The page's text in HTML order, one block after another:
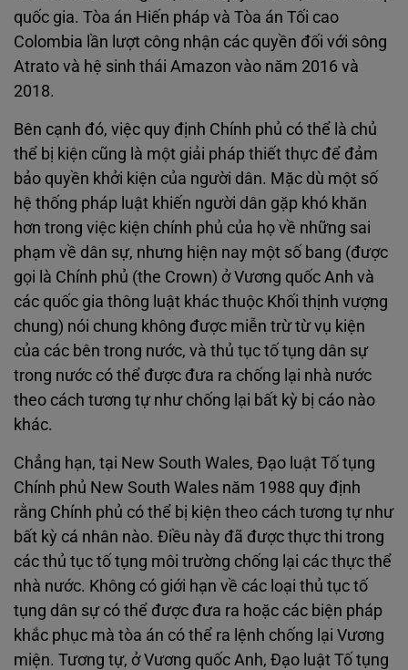
quốc gia. Tòa án Hiến pháp và Tòa án Tối cao
Colombia lần lượt công nhận các quyền đối với sông
Atrato và hệ sinh thái Amazon vào năm 2016 và
2018.
Bên cạnh đó, việc quy định Chính phủ có thể là chủ
thể bị kiện cũng là một giải pháp thiết thực để đảm
bảo quyền khởi kiện của người dân. Mặc dù một số
hệ thống pháp luật khiến người dân gặp khó khăn
hơn trong việc kiện chính phủ của họ về những sai
phạm về dân sự, nhưng hiện nay một số bang (được
gọi là Chính phủ (the Crown) ở Vương quốc Anh và
các quốc gia thông luật khác thuộc Khối thịnh vượng
chung) nói chung không được miễn trừ từ vụ kiện
của các bên trong nước, và thủ tục tố tụng dân sự
trong nước có thể được đưa ra chống lại nhà nước
theo cách tương tự như chống lại bất kỳ bị cáo nào
khác.
Chẳng hạn, tại New South Wales, Đạo luật Tố tụng
Chính phủ New South Wales năm 1988 quy định
rằng Chính phủ có thể bị kiện theo cách tương tự như
bất kỳ cá nhân nào. Điều này đã được thực thi trong
các thủ tục tố tụng môi trường chống lại các thực thể
nhà nước. Không có giới hạn về các loại thủ tục tố
tụng dân sự có thể được đưa ra hoặc các biện pháp
khắc phục mà tòa án có thể ra lệnh chống lại Vương
miện. Tương tự, ở Vương quốc Anh, Đạo luật Tố tụng